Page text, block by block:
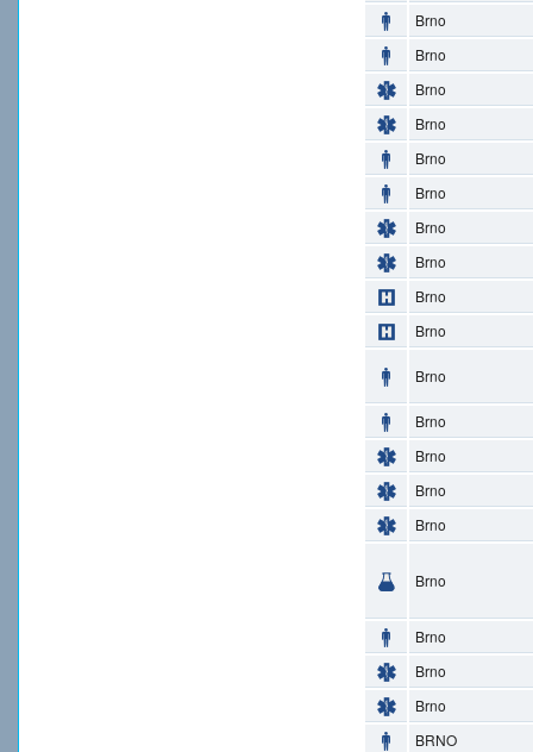
Brno
Brno
Brno
Brno
Brno
Brno
Brno
Brno
Brno
Brno
Brno
Brno
Brno
Brno
Brno
Brno
Brno
Brno
Brno
BRNO